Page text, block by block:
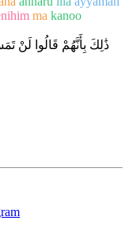
ma kanoo
ذَٰلِكَ بِأَنَّهُمْ قَالُوا لَنْ